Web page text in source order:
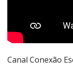
Canal Conexão